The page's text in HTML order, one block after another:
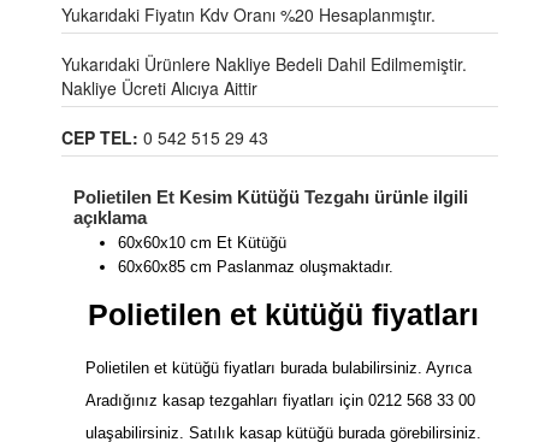
Yukarıdaki Fiyatın Kdv Oranı %20 Hesaplanmıştır.
Yukarıdaki Ürünlere Nakliye Bedeli Dahil Edilmemiştir.
Nakliye Ücreti Alıcıya Aittir
CEP TEL: 0 542 515 29 43
Polietilen Et Kesim Kütüğü Tezgahı ürünle ilgili
açıklama
60x60x10 cm Et Kütüğü
60x60x85 cm Paslanmaz oluşmaktadır.
Polietilen et kütüğü fiyatları
Polietilen et kütüğü fiyatları burada bulabilirsiniz. Ayrıca
Aradığınız kasap tezgahları fiyatları için 0212 568 33 00
ulaşabilirsiniz. Satılık kasap kütüğü burada görebilirsiniz.